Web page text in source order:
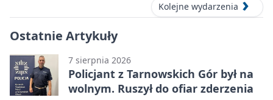
Kolejne wydarzenia
Ostatnie Artykuły
7 sierpnia 2026
Policjant z Tarnowskich Gór był na
wolnym. Ruszył do ofiar zderzenia